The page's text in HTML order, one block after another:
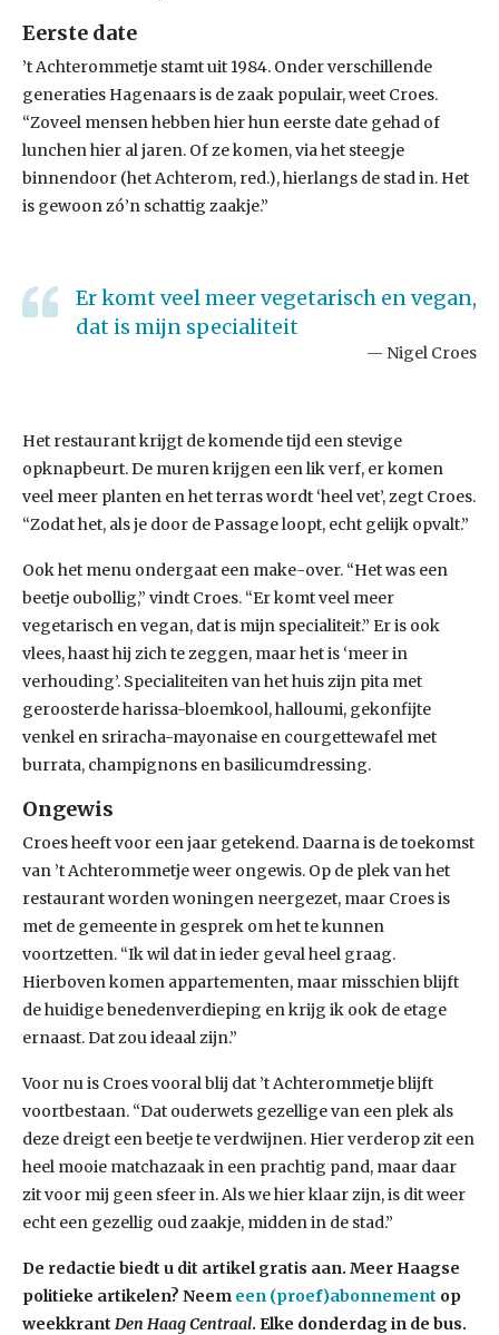
Eerste date
’t Achterommetje stamt uit 1984. Onder verschillende
generaties Hagenaars is de zaak populair, weet Croes.
“Zoveel mensen hebben hier hun eerste date gehad of
lunchen hier al jaren. Of ze komen, via het steegje
binnendoor (het Achterom, red.), hierlangs de stad in. Het
is gewoon zó’n schattig zaakje.”
Er komt veel meer vegetarisch en vegan,
dat is mijn specialiteit
Nigel Croes
Het restaurant krijgt de komende tijd een stevige
opknapbeurt. De muren krijgen een lik verf, er komen
veel meer planten en het terras wordt ‘heel vet’, zegt Croes.
“Zodat het, als je door de Passage loopt, echt gelijk opvalt.”
Ook het menu ondergaat een make-over. “Het was een
beetje oubollig,” vindt Croes. “Er komt veel meer
vegetarisch en vegan, dat is mijn specialiteit.” Er is ook
vlees, haast hij zich te zeggen, maar het is ‘meer in
verhouding’. Specialiteiten van het huis zijn pita met
geroosterde harissa-bloemkool, halloumi, gekonfijte
venkel en sriracha-mayonaise en courgettewafel met
burrata, champignons en basilicumdressing.
Ongewis
Croes heeft voor een jaar getekend. Daarna is de toekomst
van ’t Achterommetje weer ongewis. Op de plek van het
restaurant worden woningen neergezet, maar Croes is
met de gemeente in gesprek om het te kunnen
voortzetten. “Ik wil dat in ieder geval heel graag.
Hierboven komen appartementen, maar misschien blijft
de huidige benedenverdieping en krijg ik ook de etage
ernaast. Dat zou ideaal zijn.”
Voor nu is Croes vooral blij dat ’t Achterommetje blijft
voortbestaan. “Dat ouderwets gezellige van een plek als
deze dreigt een beetje te verdwijnen. Hier verderop zit een
heel mooie matchazaak in een prachtig pand, maar daar
zit voor mij geen sfeer in. Als we hier klaar zijn, is dit weer
echt een gezellig oud zaakje, midden in de stad.”
De redactie biedt u dit artikel gratis aan. Meer Haagse
politieke artikelen? Neem een (proef)abonnement op
weekkrant Den Haag Centraal. Elke donderdag in de bus.